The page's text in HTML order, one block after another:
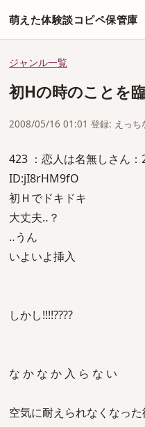
萌えた体験談コピペ保管庫
ジャンル一覧
初Hの時のことを
2008/05/16 01:01 登録: えっち
423 ：恋人は名無しさん
ID:jI8rHM9fO
初Ｈでドキドキ
大丈夫‥？
‥うん
いよいよ挿入
しかし!!!!????
な か な か 入 ら な い
空気に耐えられなくなっ